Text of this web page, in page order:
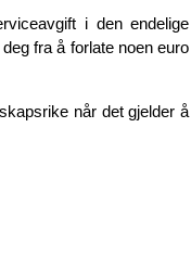
i den endelige
fra å forlate noen euro
når det gjelder å